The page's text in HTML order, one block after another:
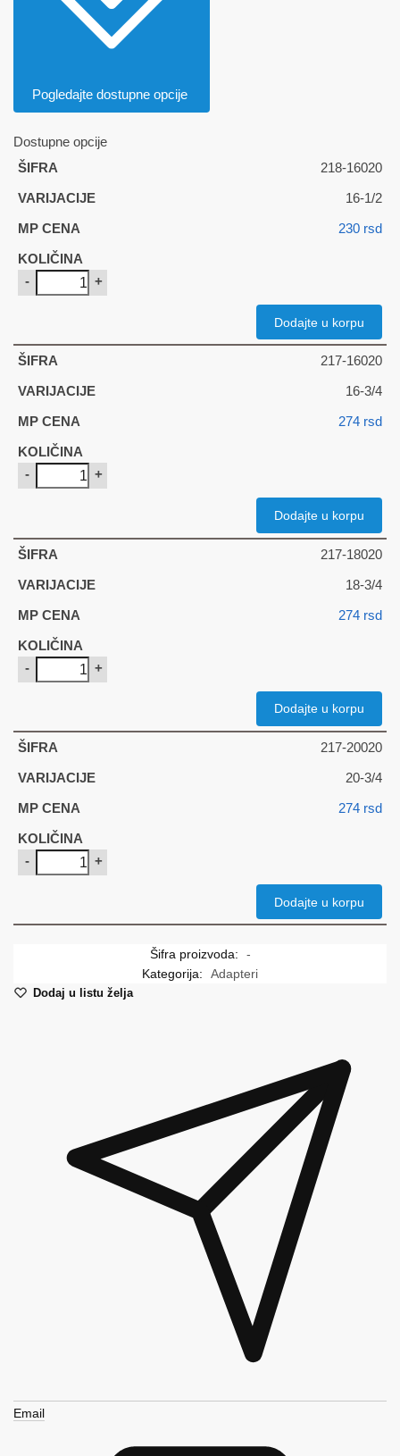
274 rsd
Pogledajte dostupne opcije
Dostupne opcije
218-16020
16-1/2
230 rsd
- +
Dodajte u korpu
217-16020
16-3/4
274 rsd
- +
Dodajte u korpu
217-18020
18-3/4
274 rsd
- +
Dodajte u korpu
217-20020
20-3/4
274 rsd
- +
Dodajte u korpu
Šifra proizvoda:
-
Kategorija:
Adapteri
Dodaj u listu želja
Email